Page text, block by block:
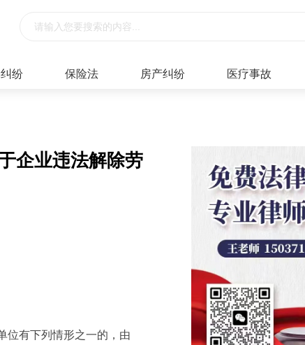
纷 保险法 房产纠纷 医疗事故
企业违法解除劳
位有下列情形之一的，由